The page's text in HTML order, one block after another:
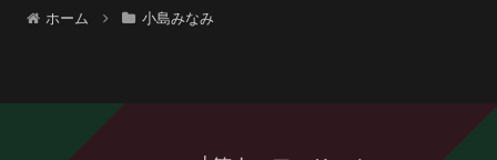
ホーム 小島みなみ